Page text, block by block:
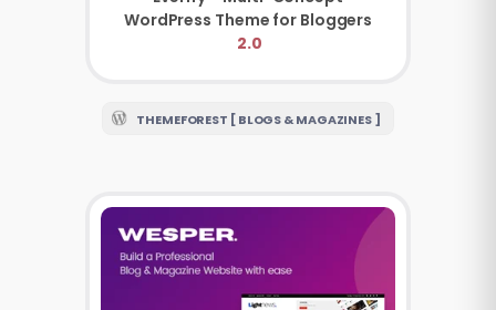
2.0
THEMEFOREST [ BLOGS & MAGAZINES ]